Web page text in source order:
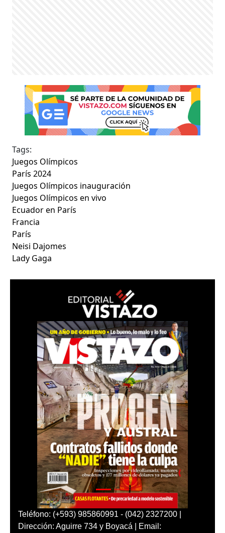
Tags:
Juegos Olímpicos
París 2024
Juegos Olímpicos inauguración
Juegos Olímpicos en vivo
Ecuador en París
Francia
París
Neisi Dajomes
Lady Gaga
Teléfono: (+593) 985860991 - (042) 2327200 |
Dirección: Aguirre 734 y Boyacá | Email: